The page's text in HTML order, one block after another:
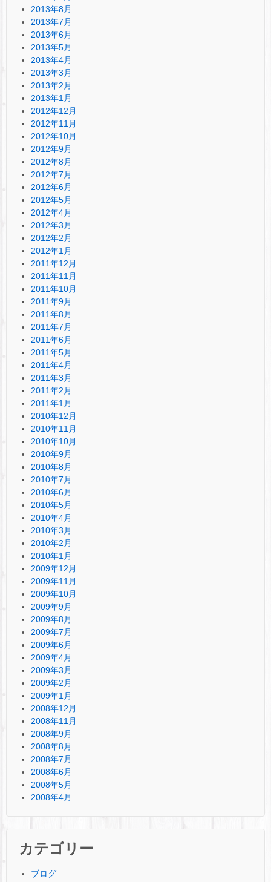
2013年8月
2013年7月
2013年6月
2013年5月
2013年4月
2013年3月
2013年2月
2013年1月
2012年12月
2012年11月
2012年10月
2012年9月
2012年8月
2012年7月
2012年6月
2012年5月
2012年4月
2012年3月
2012年2月
2012年1月
2011年12月
2011年11月
2011年10月
2011年9月
2011年8月
2011年7月
2011年6月
2011年5月
2011年4月
2011年3月
2011年2月
2011年1月
2010年12月
2010年11月
2010年10月
2010年9月
2010年8月
2010年7月
2010年6月
2010年5月
2010年4月
2010年3月
2010年2月
2010年1月
2009年12月
2009年11月
2009年10月
2009年9月
2009年8月
2009年7月
2009年6月
2009年4月
2009年3月
2009年2月
2009年1月
2008年12月
2008年11月
2008年9月
2008年8月
2008年7月
2008年6月
2008年5月
2008年4月
カテゴリー
ブログ